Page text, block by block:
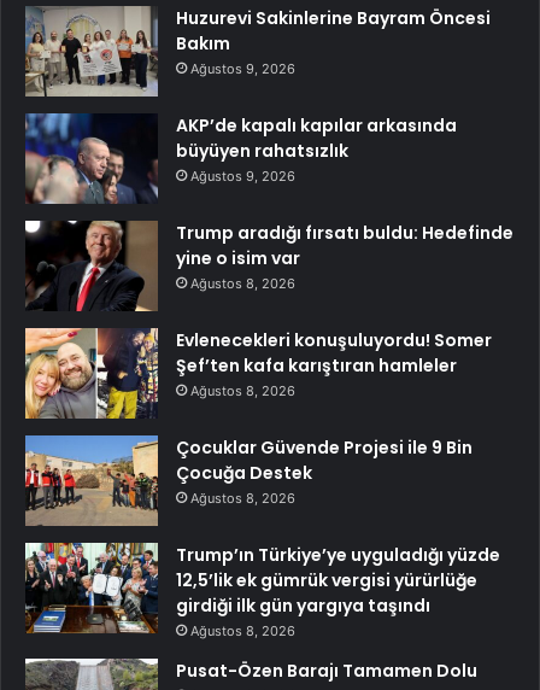
Huzurevi Sakinlerine Bayram Öncesi
Bakım
Ağustos 9, 2026
AKP’de kapalı kapılar arkasında
büyüyen rahatsızlık
Ağustos 9, 2026
Trump aradığı fırsatı buldu: Hedefinde
yine o isim var
Ağustos 8, 2026
Evlenecekleri konuşuluyordu! Somer
Şef’ten kafa karıştıran hamleler
Ağustos 8, 2026
Çocuklar Güvende Projesi ile 9 Bin
Çocuğa Destek
Ağustos 8, 2026
Trump’ın Türkiye’ye uyguladığı yüzde
12,5’lik ek gümrük vergisi yürürlüğe
girdiği ilk gün yargıya taşındı
Ağustos 8, 2026
Pusat-Özen Barajı Tamamen Dolu